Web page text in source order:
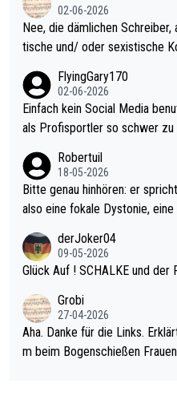
es Jahr der Fall. Er musste
den Qualifier und ich glaube
gas) antun würde, wenn er
el hat.
02-06-2026
Nee, die dämlichen
tische und/ oder sexistische
s Leben in den Griff kriegen.
r war doch neulich erst
rovoziert hat. Und Littlers
FlyingGary170
02-06-2026
Einfach kein Social Media
als Profisportler so schwer
Robertuil
18-05-2026
Bitte genau hinhören: er
also eine fokale Dystonie,
erden, im Arm hat. Und, dass
be immer noch, dass sehr
diese könnten teils wirksam
man nur zum Neurologen und
derJoker04
09-05-2026
Glück Auf ! SCHALKE und der
Grobi
27-04-2026
Aha. Danke für die Links.
m beim Bogenschießen